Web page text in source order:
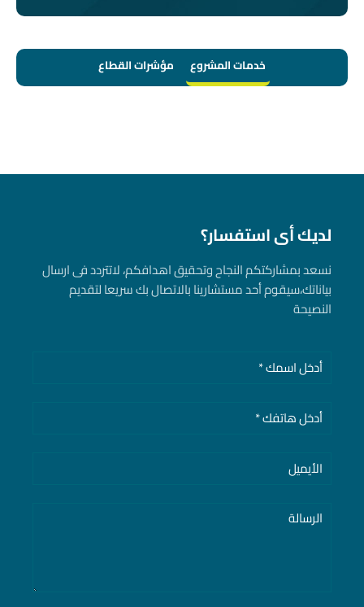
خدمات المشروع مؤشرات القطاع
لديك أى استفسار؟
نسعد بمشاركتكم النجاح وتحقيق اهدافكم، لاتتردد فى ارسال
بياناتك، سيقوم أحد مستشارينا بالاتصال بك سريعا لتقديم
النصيحة